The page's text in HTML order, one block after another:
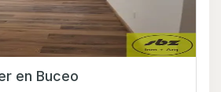
en Buceo